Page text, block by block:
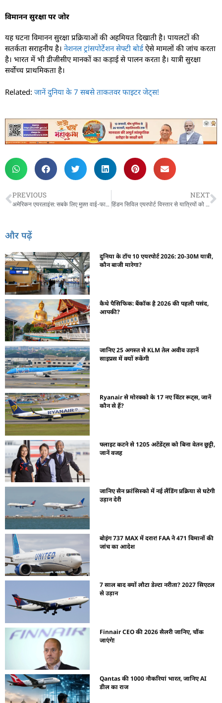
विमानन सुरक्षा पर जोर
यह घटना विमानन सुरक्षा प्रक्रियाओं की अहमियत दिखाती है। पायलटों की
सतर्कता सराहनीय है। नेशनल ट्रांसपोर्टेशन सेफ्टी बोर्डऐसे मामलों की जांच करता
है। भारत में भी डीजीसीए मानकों का कड़ाई से पालन करता है। यात्री सुरक्षा
सर्वोच्च प्राथमिकता है।
Related: जानें दुनिया के 7 सबसे ताकतवर फाइटर जेट्स!
PREVIOUS
अमेरिकन एयरलाइंस: सबके लिए मुफ़्त वाई-फाई, नए लाउंज और रेस्तरां
NEXT
हिंडन सिविल एयरपोर्ट विस्तार से यात्रियों को बेहतर सुविधाएँ, कम भीड़
और पढ़ें
दुनिया के टॉप 10 एयरपोर्ट 2026: 20-30M यात्री,
कौन बाजी मारेगा?
कैथे पैसिफिक: बैंकॉक है 2026 की पहली पसंद,
आपकी?
जानिए 25 अगस्त से KLM तेल अवीव उड़ानें
साइप्रस में क्यों रुकेंगी
Ryanair से मोरक्को के 17 नए विंटर रूट्स, जानें
कौन से हैं?
फ्लाइट कटने से 1205 अटेंडेंट्स को बिना वेतन छुट्टी,
जानें वजह
जानिए सैन फ्रांसिस्को में नई लैंडिंग प्रक्रिया से घटेगी
उड़ान देरी
बोइंग 737 MAX में दरार! FAA ने 471 विमानों की
जांच का आदेश
7 साल बाद क्यों लौटा डेल्टा नरीता? 2027 सिएटल
से उड़ान
Finnair CEO की 2026 सैलरी जानिए, चौंक
जाएंगे!
Qantas की 1000 नौकरियां भारत, जानिए AI
डील का राज